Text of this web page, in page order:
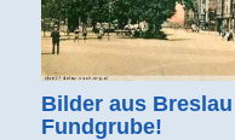
Bilder aus
Fundgrube!